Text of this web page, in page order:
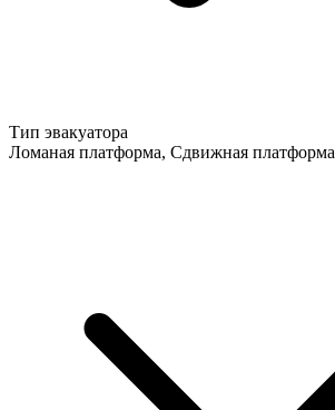
Тип эвакуатора
Ломаная платформа, Сдвижная платформа